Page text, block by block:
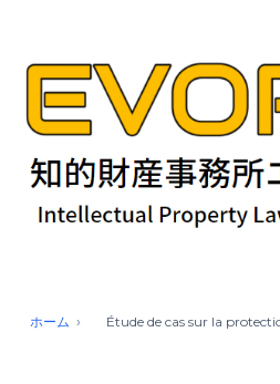
ホーム Étude de cas sur la